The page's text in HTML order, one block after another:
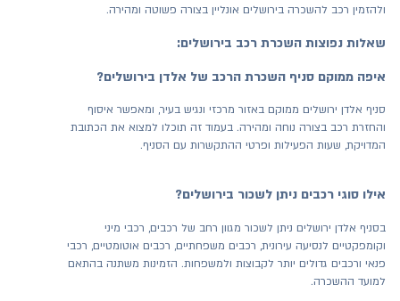
ולהזמין רכב להשכרה בירושלים אונליין בצורה פשוטה ומהירה.
שאלות נפוצות השכרת רכב בירושלים:
איפה ממוקם סניף השכרת הרכב של אלדן בירושלים?
סניף אלדן ירושלים ממוקם באזור מרכזי ונגיש בעיר, ומאפשר איסוף
והחזרת רכב בצורה נוחה ומהירה. בעמוד זה תוכלו למצוא את הכתובת
המדויקת, שעות הפעילות ופרטי ההתקשרות עם הסניף.
אילו סוגי רכבים ניתן לשכור בירושלים?
בסניף אלדן ירושלים ניתן לשכור מגוון רחב של רכבים, רכבי מיני
וקומפקטיים לנסיעה עירונית, רכבים משפחתיים, רכבים אוטומטיים, רכבי
פנאי ורכבים גדולים יותר לקבוצות ולמשפחות. הזמינות משתנה בהתאם
למועד ההשכרה.